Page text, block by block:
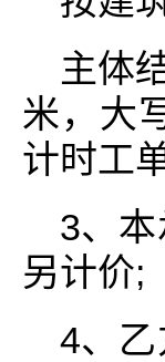
主体
米，大
计时工
3、
另计价;
4、